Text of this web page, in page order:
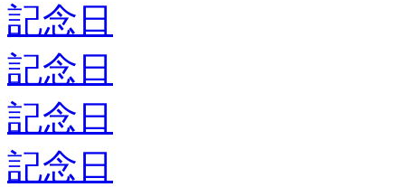
記念日
記念日
記念日
記念日